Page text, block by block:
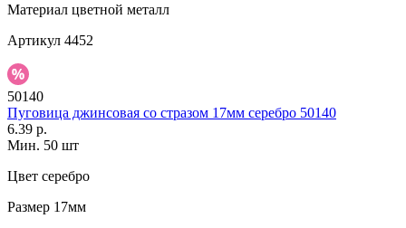
Материал цветной металл
Артикул 4452
50140
Пуговица джинсовая со стразом 17мм серебро 50140
6.39 р.
Мин. 50 шт
Цвет серебро
Размер 17мм